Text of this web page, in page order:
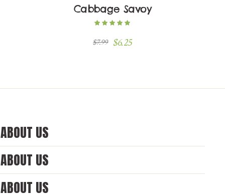
Cabbage Savoy
$7.99 $6.25
ABOUT US
ABOUT US
ABOUT US